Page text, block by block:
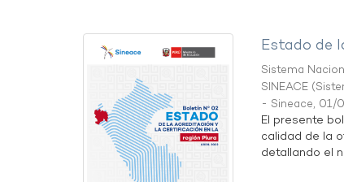
Estado de
Sistema
SINEACE (
- Sineace, 01/
El presente
calidad de la
detallando el